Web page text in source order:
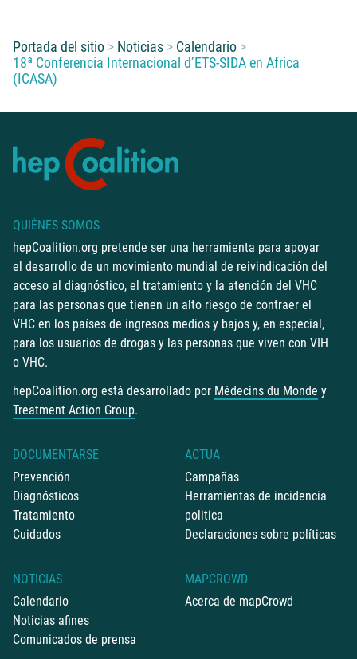
Usted está aquí:
Portada del sitio Noticias
Calendario
18ª Conferencia Internacional d’ETS-SIDA en Africa
(ICASA)
QUIÉNES SOMOS
hepCoalition.org pretende ser una herramienta para apoyar
el desarrollo de un movimiento mundial de reivindicación del
acceso al diagnóstico, el tratamiento y la atención del VHC
para las personas que tienen un alto riesgo de contraer el
VHC en los países de ingresos medios y bajos y, en especial,
para los usuarios de drogas y las personas que viven con VIH
o VHC.
hepCoalition.org está desarrollado por Médecins du Monde y
Treatment Action Group.
DOCUMENTARSE
Prevención
Diagnósticos
Tratamiento
Cuidados
ACTUA
Campañas
Herramientas de incidencia
politica
Declaraciones sobre políticas
NOTICIAS
Calendario
Noticias afines
Comunicados de prensa
MAPCROWD
Acerca de mapCrowd